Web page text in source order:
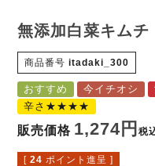
無添加白菜キ
商品番号 itadaki_300
おすすめ 今イチオシ
辛さ★★★★
販売価格 1,274 税
[ 24 ポイント進呈 ]